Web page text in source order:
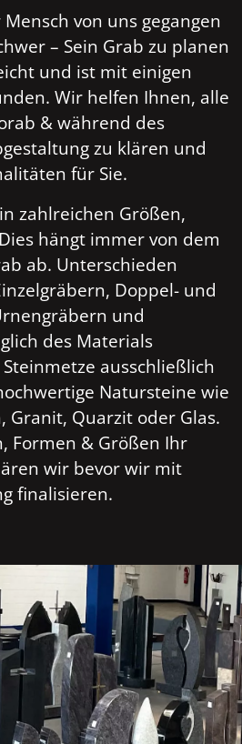
von uns gegangen
– Sein Grab zu planen
und ist mit einigen
Wir helfen Ihnen, alle
& während des
zu klären und
für Sie.
zahlreichen Größen,
hängt immer von dem
ab. Unterschieden
Doppel- und
und
des Materials
ausschließlich
Natursteine wie
Granit, Quarzit oder Glas.
Formen & Größen Ihr
wir bevor wir mit
finalisieren.